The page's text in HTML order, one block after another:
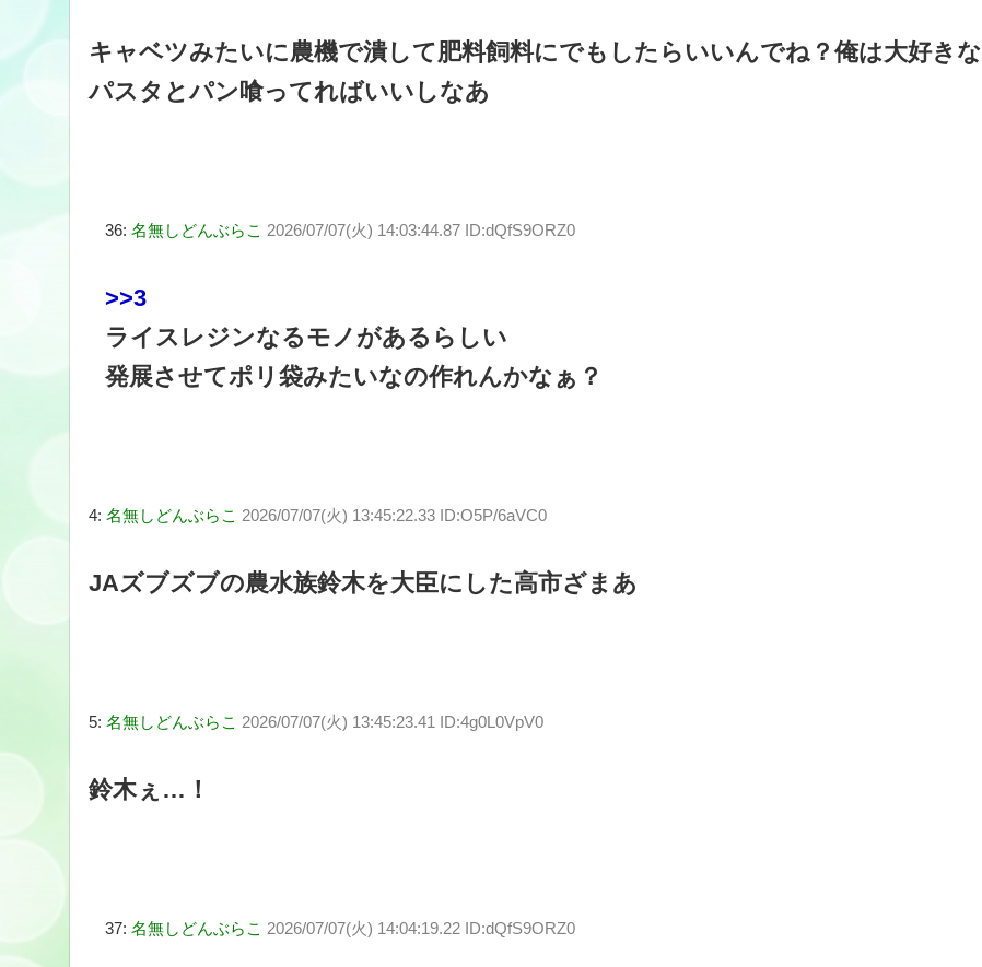
キャベツみたいに農機で潰して肥料飼料にでもしたらいいんでね？俺は大好きな
パスタとパン喰ってればいいしなあ
36: 名無しどんぶらこ 2026/07/07(火) 14:03:44.87 ID:dQfS9ORZ0
>>3
ライスレジンなるモノがあるらしい
発展させてポリ袋みたいなの作れんかなぁ？
4: 名無しどんぶらこ 2026/07/07(火) 13:45:22.33 ID:O5P/6aVC0
JAズブズブの農水族鈴木を大臣にした高市ざまあ
5: 名無しどんぶらこ 2026/07/07(火) 13:45:23.41 ID:4g0L0VpV0
鈴木ぇ…！
37: 名無しどんぶらこ 2026/07/07(火) 14:04:19.22 ID:dQfS9ORZ0